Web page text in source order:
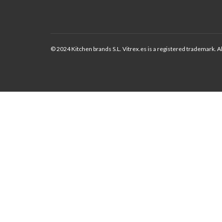
© 2024 Kitchen brands S.L. Vitrex.es is a registered trademark.